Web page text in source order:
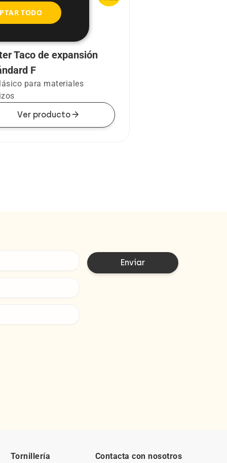
Taco de expansión
F
para materiales
Ver productoarrow_forward
Tornillería Contacta con nosotros
TODO